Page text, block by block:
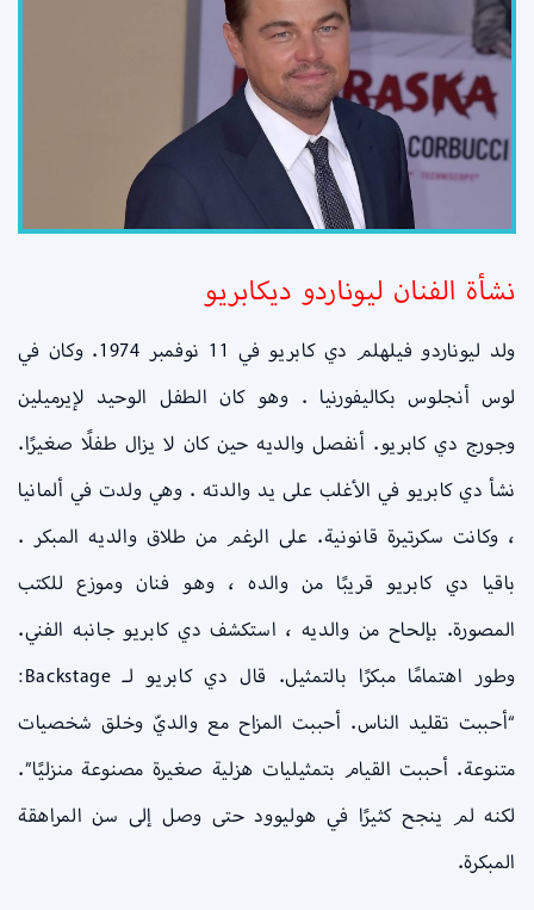
نشأة الفنان ليوناردو ديكابريو
ولد ليوناردو فيلهلم دي كابريو في 11 نوفمبر 1974. وكان في
لوس أنجلوس بكاليفورنيا . وهو كان الطفل الوحيد لإيرميلين
وجورج دي كابريو. أنفصل والديه حين كان لا يزال طفلًا صغيرًا.
نشأ دي كابريو في الأغلب على يد والدته . وهي ولدت في ألمانيا
، وكانت سكرتيرة قانونية. على الرغم من طلاق والديه المبكر .
باقيا دي كابريو قريبًا من والده ، وهو فنان وموزع للكتب
المصورة. بإلحاح من والديه ، استكشف دي كابريو جانبه الفني.
وطور اهتمامًا مبكرًا بالتمثيل. قال دي كابريو لـ Backstage:
“أحببت تقليد الناس. أحببت المزاح مع والديّ وخلق شخصيات
متنوعة. أحببت القيام بتمثيليات هزلية صغيرة مصنوعة منزليًا”.
لكنه لم ينجح كثيرًا في هوليوود حتى وصل إلى سن المراهقة
المبكرة.